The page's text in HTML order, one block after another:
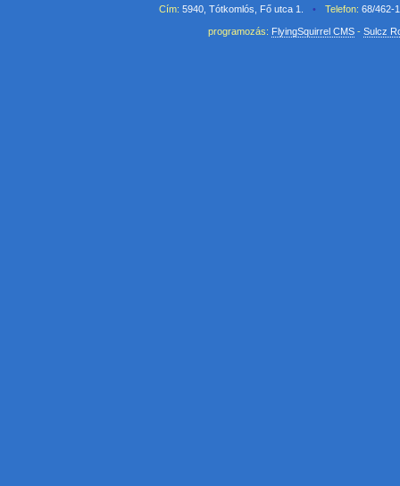
Cím: 5940, Tótkomlós, Fő utca 1. • Telefon: 68/462-
programozás: FlyingSquirrel CMS- Sulcz